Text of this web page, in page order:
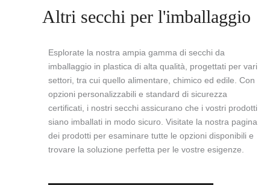
Altri secchi per l'imballaggio
Esplorate la nostra ampia gamma di secchi da
imballaggio in plastica di alta qualità, progettati per vari
settori, tra cui quello alimentare, chimico ed edile. Con
opzioni personalizzabili e standard di sicurezza
certificati, i nostri secchi assicurano che i vostri prodotti
siano imballati in modo sicuro. Visitate la nostra pagina
dei prodotti per esaminare tutte le opzioni disponibili e
trovare la soluzione perfetta per le vostre esigenze.